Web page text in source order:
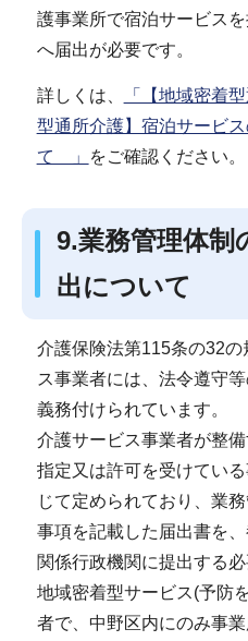
護事業所で宿泊サービス
へ届出が必要です。
詳しくは、
「【地域密着
型通所介護】宿泊サービ
て 」
をご確認ください。
9.業務管理体制
出について
介護保険法第115条の32
ス事業者には、法令遵守
義務付けられています。
介護サービス事業者が整
指定又は許可を受けてい
じて定められており、業
事項を記載した届出書を
関係行政機関に提出する必
地域密着型サービス(予防
者で、中野区内にのみ事